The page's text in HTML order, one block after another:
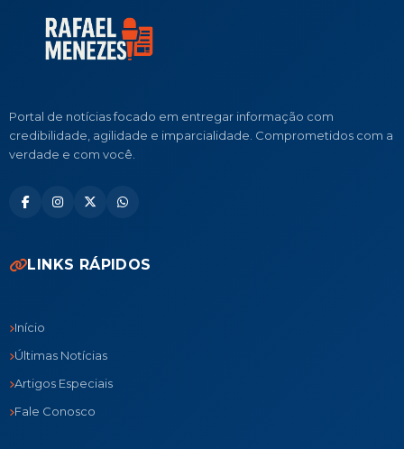
Portal de notícias focado em entregar informação com
credibilidade, agilidade e imparcialidade. Comprometidos com a
verdade e com você.
LINKS RÁPIDOS
Início
Últimas Notícias
Artigos Especiais
Fale Conosco